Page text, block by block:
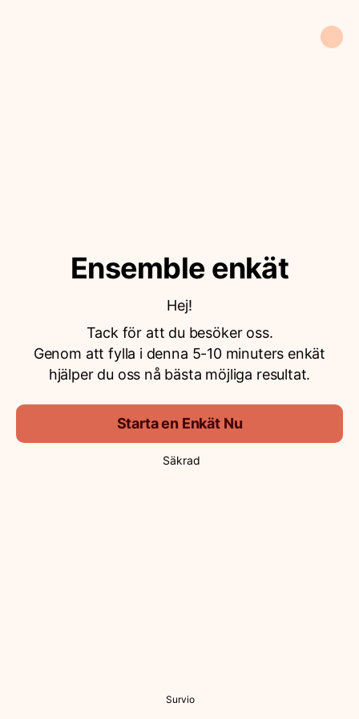
Ensemble enkät
Hej!
Tack för att du besöker oss.
Genom att fylla i denna 5-10 minuters enkät
hjälper du oss nå bästa möjliga resultat.
Starta en Enkät Nu
Säkrad
Survio